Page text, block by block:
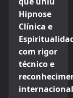
Hipnose
Clínica e
com rigor
técnico e
internacional